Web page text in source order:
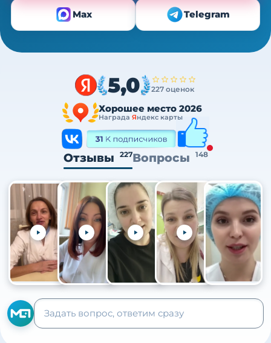
Max Telegram
5,0 227 оценок
Хорошее место 2026
Награда Яндекс карты
Отзывы 227Вопросы 148
+105